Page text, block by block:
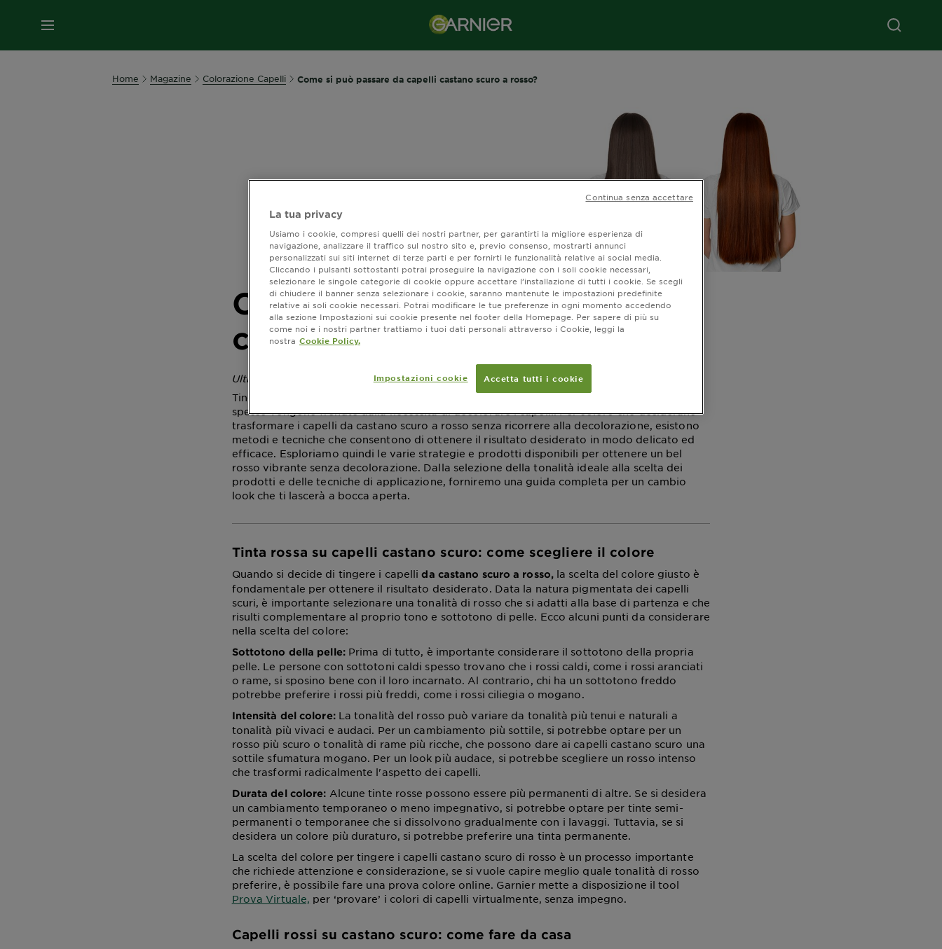
MENU
Home Magazine Colorazione Capelli Come si può passare da capelli castano scuro a rosso?
Come si può passare da
capelli castano scuro a rosso?
Ultimo aggiornamento novembre 07, 2024
Tingere i capelli di rosso è un pensiero che passa per la testa di moltissime persone, ma
spesso vengono frenate dalla necessità di decolorare i capelli. Per coloro che desiderano
trasformare i capelli da castano scuro a rosso senza ricorrere alla decolorazione, esistono
metodi e tecniche che consentono di ottenere il risultato desiderato in modo delicato ed
efficace. Esploriamo quindi le varie strategie e prodotti disponibili per ottenere un bel
rosso vibrante senza decolorazione. Dalla selezione della tonalità ideale alla scelta dei
prodotti e delle tecniche di applicazione, forniremo una guida completa per un cambio
look che ti lascerà a bocca aperta.
Tinta rossa su capelli castano scuro: come scegliere il colore
Quando si decide di tingere i capellida castano scuro a rosso,la scelta del colore giusto è
fondamentale per ottenere il risultato desiderato. Data la natura pigmentata dei capelli
scuri, è importante selezionare una tonalità di rosso che si adatti alla base di partenza e che
risulti complementare al proprio tono e sottotono di pelle. Ecco alcuni punti da considerare
nella scelta del colore:
Sottotono della pelle:Prima di tutto, è importante considerare il sottotono della propria
pelle. Le persone con sottotoni caldi spesso trovano che i rossi caldi, come i rossi aranciati
o rame, si sposino bene con il loro incarnato. Al contrario, chi ha un sottotono freddo
potrebbe preferire i rossi più freddi, come i rossi ciliegia o mogano.
Intensità del colore:La tonalità del rosso può variare da tonalità più tenui e naturali a
tonalità più vivaci e audaci. Per un cambiamento più sottile, si potrebbe optare per un
rosso più scuro o tonalità di rame più ricche, che possono dare ai capelli castano scuro una
sottile sfumatura mogano. Per un look più audace, si potrebbe scegliere un rosso intenso
che trasformi radicalmente l'aspetto dei capelli.
Durata del colore: Alcune tinte rosse possono essere più permanenti di altre. Se si desidera
un cambiamento temporaneo o meno impegnativo, si potrebbe optare per tinte semi-
permanenti o temporanee che si dissolvono gradualmente con i lavaggi. Tuttavia, se si
desidera un colore più duraturo, si potrebbe preferire una tinta permanente.
La scelta del colore per tingere i capelli castano scuro di rosso è un processo importante
che richiede attenzione e considerazione, se si vuole capire meglio quale tonalità di rosso
preferire, è possibile fare una prova colore online. Garnier mette a disposizione il tool
Prova Virtuale, per ‘provare’ i colori di capelli virtualmente, senza impegno.
Capelli rossi su castano scuro: come fare da casa
La tua privacy
Usiamo i cookie, compresi quelli dei nostri partner, per garantirti la migliore esperienza di
navigazione, analizzare il traffico sul nostro sito e, previo consenso, mostrarti annunci
personalizzati sui siti internet di terze parti e per fornirti le funzionalità relative ai social media.
Cliccando i pulsanti sottostanti potrai proseguire la navigazione con i soli cookie necessari,
selezionare le singole categorie di cookie oppure accettare l’installazione di tutti i cookie. Se scegli
di chiudere il banner senza selezionare i cookie, saranno mantenute le impostazioni predefinite
relative ai soli cookie necessari. Potrai modificare le tue preferenze in ogni momento accedendo
alla sezione Impostazioni sui cookie presente nel footer della Homepage. Per sapere di più su
come noi e i nostri partner trattiamo i tuoi dati personali attraverso i Cookie, leggi la
nostra Cookie Policy.
Impostazioni cookie Accetta tutti i cookie
Continua senza accettare